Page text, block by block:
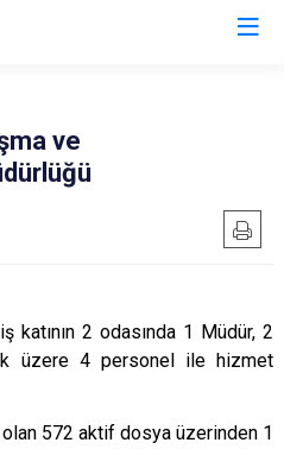
ve
katının 2 odasında 1 Müdür, 2
üzere 4 personel ile hizmet
572 aktif dosya üzerinden 1